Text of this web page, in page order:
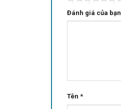
Đánh giá của bạn
Tên *